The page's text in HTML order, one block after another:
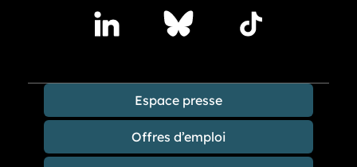
LindedinBlueskyTikTok
Espace presse
Offres d’emploi